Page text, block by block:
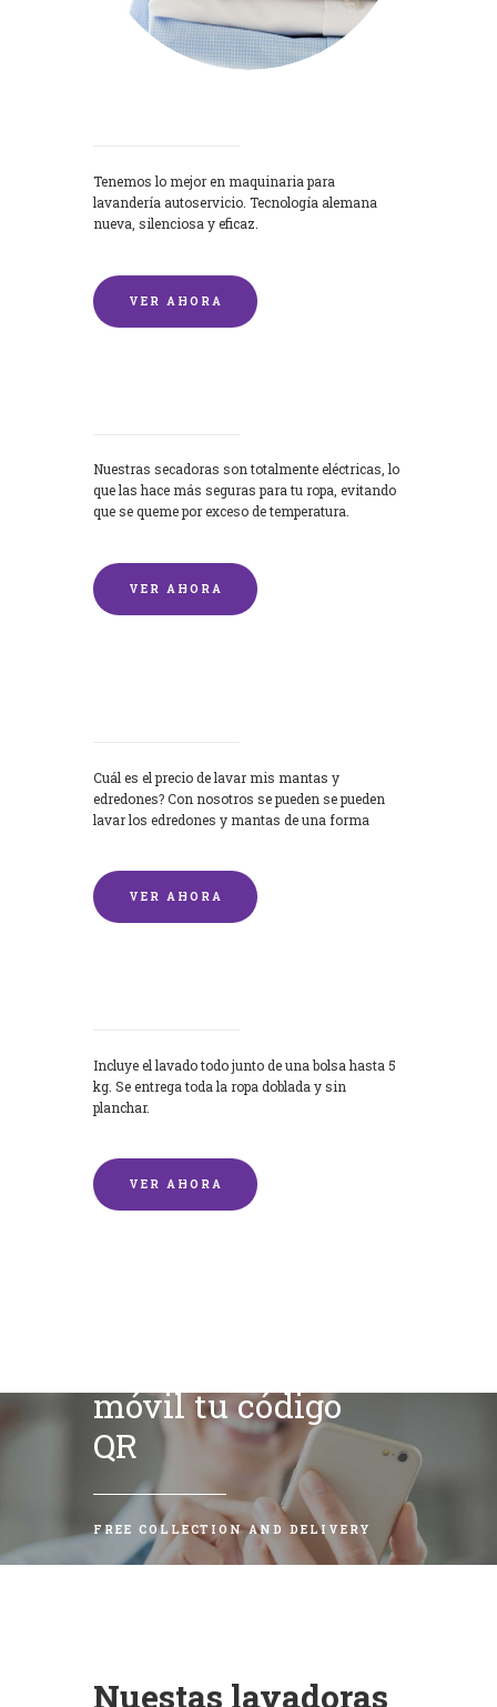
Tenemos lo mejor en maquinaria para
lavandería autoservicio. Tecnología alemana
nueva, silenciosa y eficaz.
VER AHORA
Nuestras secadoras son totalmente eléctricas, lo
que las hace más seguras para tu ropa, evitando
que se queme por exceso de temperatura.
VER AHORA
Cuál es el precio de lavar mis mantas y
edredones? Con nosotros se pueden se pueden
lavar los edredones y mantas de una forma
VER AHORA
Incluye el lavado todo junto de una bolsa hasta 5
kg. Se entrega toda la ropa doblada y sin
planchar.
VER AHORA
móvil tu código
QR
FREE COLLECTION AND DELIVERY
Nuestas lavadoras